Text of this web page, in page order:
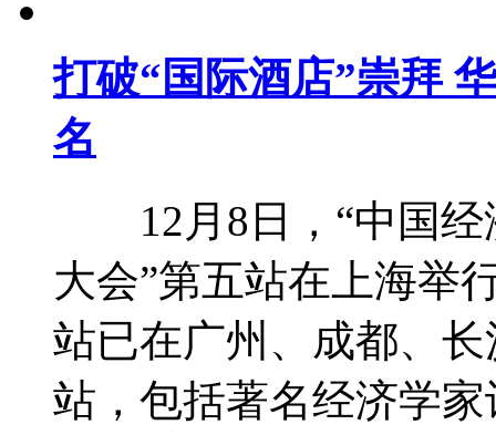
打破“国际酒店”崇拜
名
12月8日，“中国经
大会”第五站在上海举
站已在广州、成都、
站，包括著名经济学